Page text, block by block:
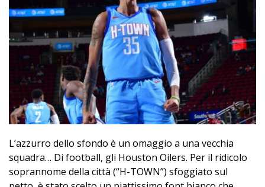
L’azzurro dello sfondo è un omaggio a una vecchia
squadra… Di football, gli Houston Oilers. Per il ridicolo
soprannome della città (“H-TOWN”) sfoggiato sul